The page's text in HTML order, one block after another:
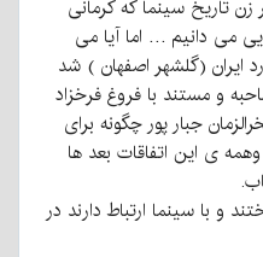
تاریخ سینما که کرمانی
می دانیم … اما آیا می
ایران (گلشهر اصفهان ) شد
و مستند با فروغ فرخزاد
جبار پور چگونه برای
ی این اتفاقات بعد ها
و با سینما ارتباط دارند در